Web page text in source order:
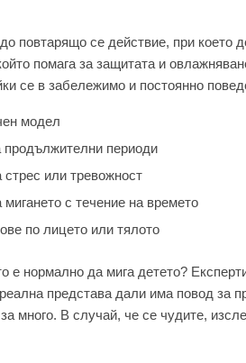
повтарящо се действие, при което
помага за защитата и
се в забележимо и постоянно
модел
продължителни периоди
стрес или тревожност
с течение на времето
по лицето или тялото
е нормално да мига детето?
представа дали има повод за
много. В случай, че се чудите,